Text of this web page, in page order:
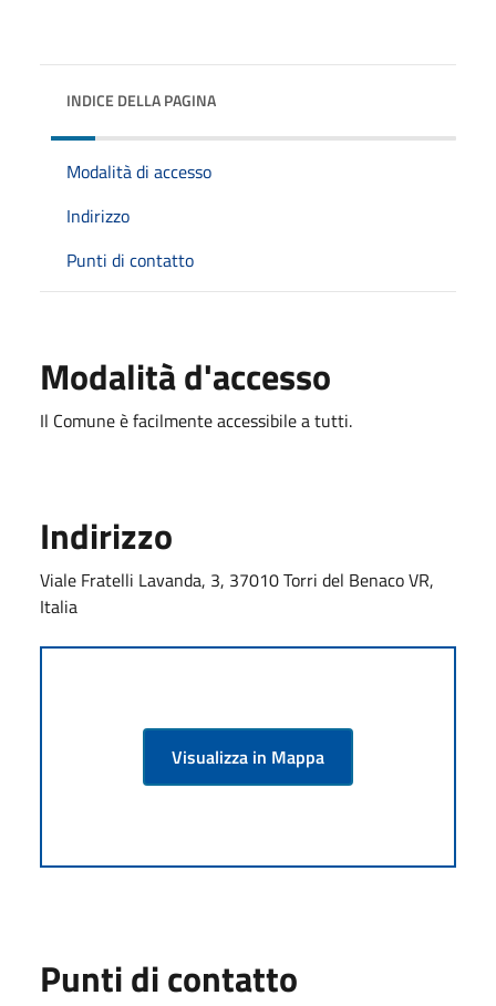
INDICE DELLA PAGINA
Modalità di accesso
Indirizzo
Punti di contatto
Modalità d'accesso
Il Comune è facilmente accessibile a tutti.
Indirizzo
Viale Fratelli Lavanda, 3, 37010 Torri del Benaco VR,
Italia
Visualizza in Mappa
Punti di contatto